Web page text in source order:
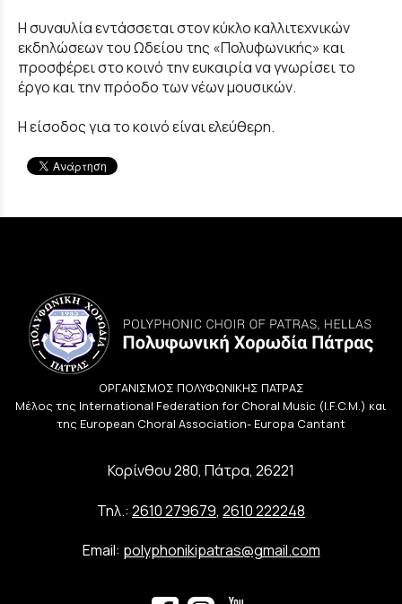
Η συναυλία εντάσσεται στον κύκλο καλλιτεχνικών
εκδηλώσεων του Ωδείου της «Πολυφωνικής» και
προσφέρει στο κοινό την ευκαιρία να γνωρίσει το
έργο και την πρόοδο των νέων μουσικών.
Η είσοδος για το κοινό είναι ελεύθερη.
ΟΡΓΑΝΙΣΜΟΣ ΠΟΛΥΦΩΝΙΚΗΣ ΠΑΤΡΑΣ
Μέλος της International Federation for Choral Music (I.F.C.M.) και
της European Choral Association- Europa Cantant
Κορίνθου 280, Πάτρα, 26221
Τηλ.: 2610 279679, 2610 222248
Email: polyphonikipatras@gmail.com